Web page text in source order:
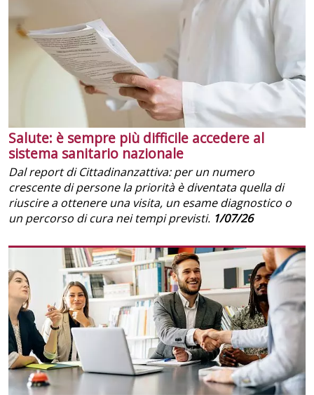
Salute: è sempre più difficile accedere al
sistema sanitario nazionale
Dal report di Cittadinanzattiva: per un numero
crescente di persone la priorità è diventata quella di
riuscire a ottenere una visita, un esame diagnostico o
un percorso di cura nei tempi previsti. 1/07/26